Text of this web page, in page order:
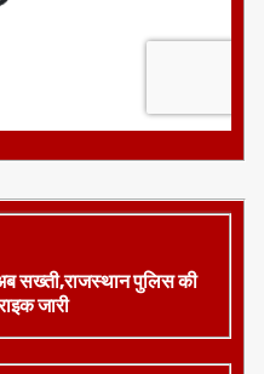
सख्ती,राजस्थान पुलिस की
जारी